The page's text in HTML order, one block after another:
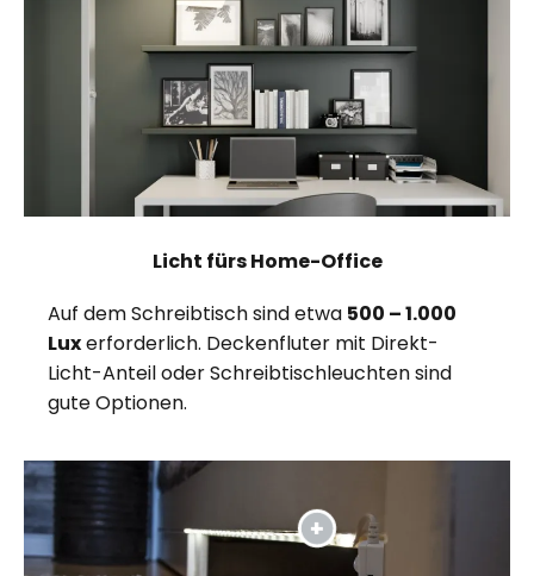
Licht fürs Home-Office
Auf dem Schreibtisch sind etwa 500 – 1.000
Luxerforderlich. Deckenfluter mit Direkt-
Licht-Anteil oder Schreibtischleuchten sind
gute Optionen.